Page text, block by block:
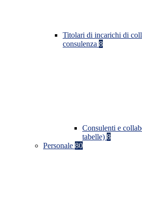
Titolari di incarichi di
consulenza 8
Consulenti e
tabelle) 8
Personale 80